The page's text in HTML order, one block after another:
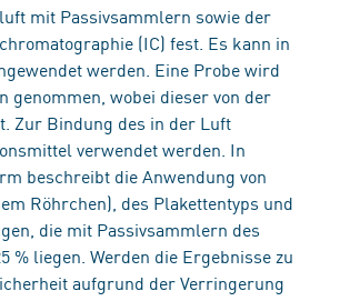
mit Passivsammlern sowie der
(IC) fest. Es kann in
werden. Eine Probe wird
genommen, wobei dieser von der
Zur Bindung des in der Luft
verwendet werden. In
beschreibt die Anwendung von
Röhrchen), des Plakettentyps und
die mit Passivsammlern des
liegen. Werden die Ergebnisse zu
aufgrund der Verringerung